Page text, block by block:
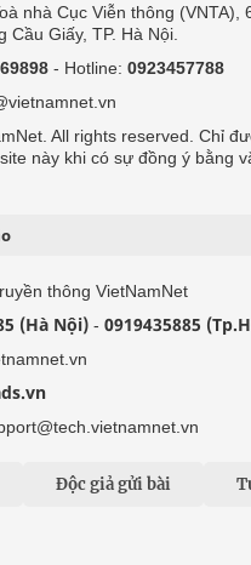
nhà Cục Viễn thông (VNTA),
Giấy, TP. Hà Nội.
- Hotline: 0923457788
All rights reserved. Chỉ
này khi có sự đồng ý bằng
thông VietNamNet
(Hà Nội) - 0919435885
Độc giả gửi bài